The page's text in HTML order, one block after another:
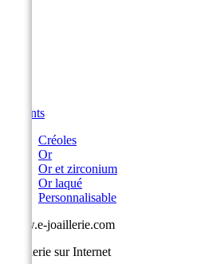
Enfants
Créoles
Or
Or et zirconium
Or laqué
Personnalisable
www.e-joaillerie.com
Joaillerie sur Internet